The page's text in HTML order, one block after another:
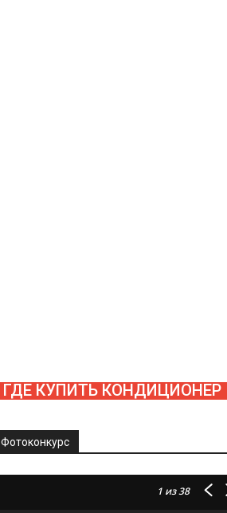
ГДЕ КУПИТЬ КОНДИЦИОНЕР
Фотоконкурс
1 из 38